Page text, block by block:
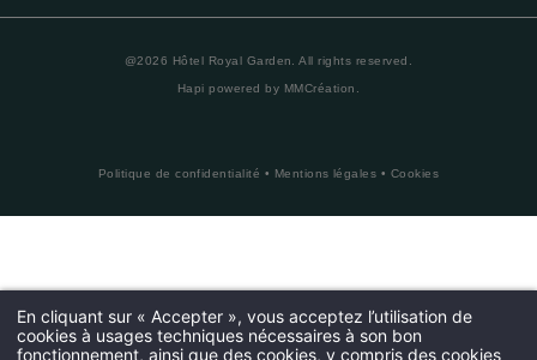
@2026 Hôtel Royal Garden. All rights reserved.
Hapi powered by MMCréation
Politique de confidentialité • Mentions légales • Cookies
En cliquant sur « Accepter », vous acceptez l’utilisation de
cookies à usages techniques nécessaires à son bon
fonctionnement, ainsi que des cookies, y compris des cookies